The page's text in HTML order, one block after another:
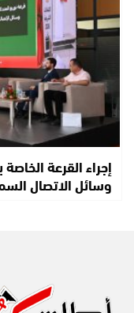
إجراء القرعة
وسائل الاتصال